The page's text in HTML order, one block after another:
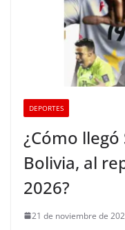
DEPORTES
¿Cómo
Bolivia, al
2026?
21 de noviembre de